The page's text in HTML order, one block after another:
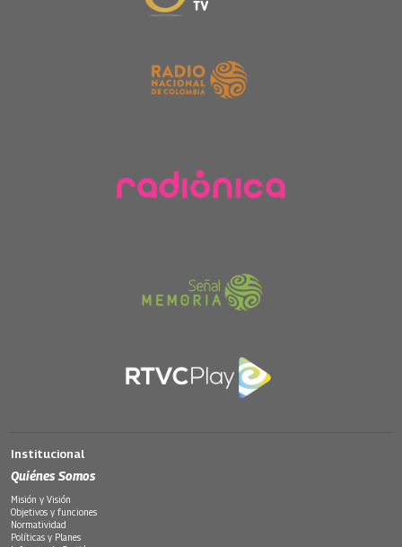
Institucional
Quiénes Somos
Misión y Visión
Objetivos y funciones
Normatividad
Políticas y Planes